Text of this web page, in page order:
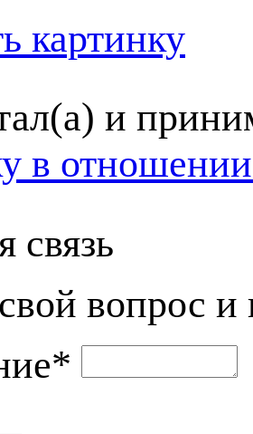
картинку
и
в
связь
вопрос
*